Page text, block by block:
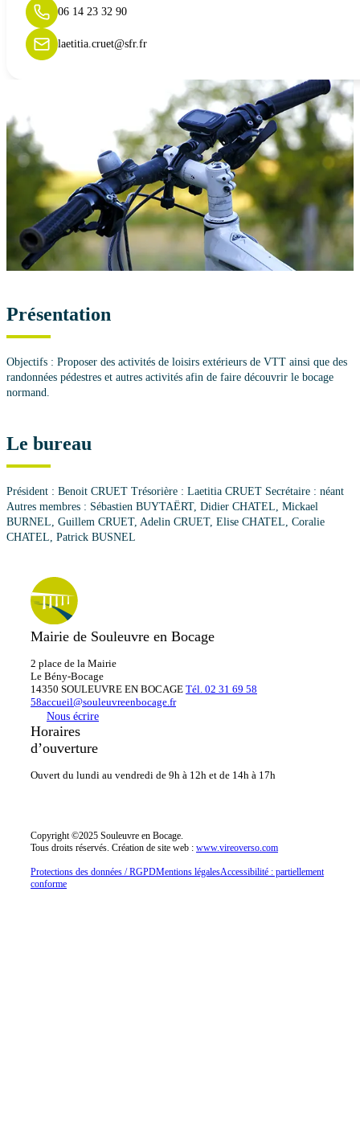
06 14 23 32 90
laetitia.cruet@sfr.fr
Présentation
Objectifs : Proposer des activités de loisirs extérieurs de VTT ainsi que des
randonnées pédestres et autres activités afin de faire découvrir le bocage
normand.
Le bureau
Président : Benoit CRUET Trésorière : Laetitia CRUET Secrétaire : néant
Autres membres : Sébastien BUYTAËRT, Didier CHATEL, Mickael
BURNEL, Guillem CRUET, Adelin CRUET, Elise CHATEL, Coralie
CHATEL, Patrick BUSNEL
Mairie de Souleuvre en Bocage
2 place de la Mairie
Le Bény-Bocage
14350 SOULEUVRE EN BOCAGE Tél. 02 31 69 58
58accueil@souleuvreenbocage.fr
Nous écrire
Horaires
d’ouverture
Ouvert du lundi au vendredi de 9h à 12h et de 14h à 17h
Copyright ©2025 Souleuvre en Bocage.
Tous droits réservés. Création de site web : www.vireoverso.com
Protections des données / RGPDMentions légalesAccessibilité : partiellement
conforme